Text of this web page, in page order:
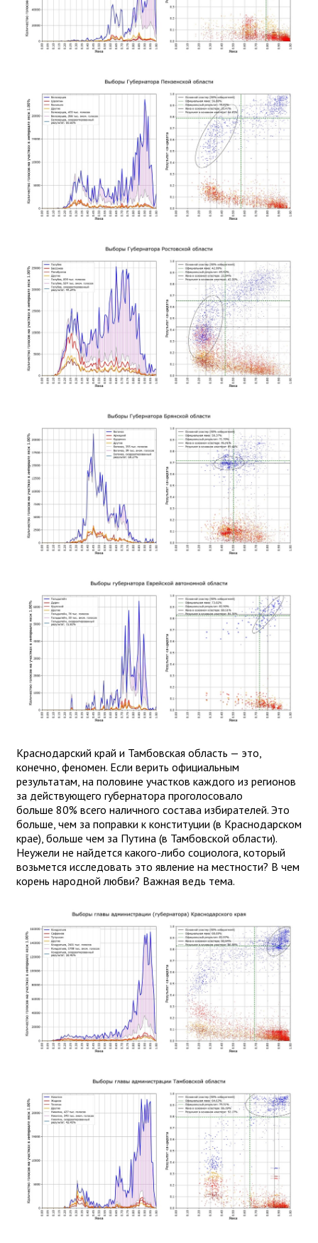
Краснодарский край и Тамбовская область — это,
конечно, феномен. Если верить официальным
результатам, на половине участков каждого из регионов
за действующего губернатора проголосовало
больше 80% всего наличного состава избирателей. Это
больше, чем за поправки к конституции (в Краснодарском
крае), больше чем за Путина (в Тамбовской области).
Неужели не найдется какого-либо социолога, который
возьмется исследовать это явление на местности? В чем
корень народной любви? Важная ведь тема.